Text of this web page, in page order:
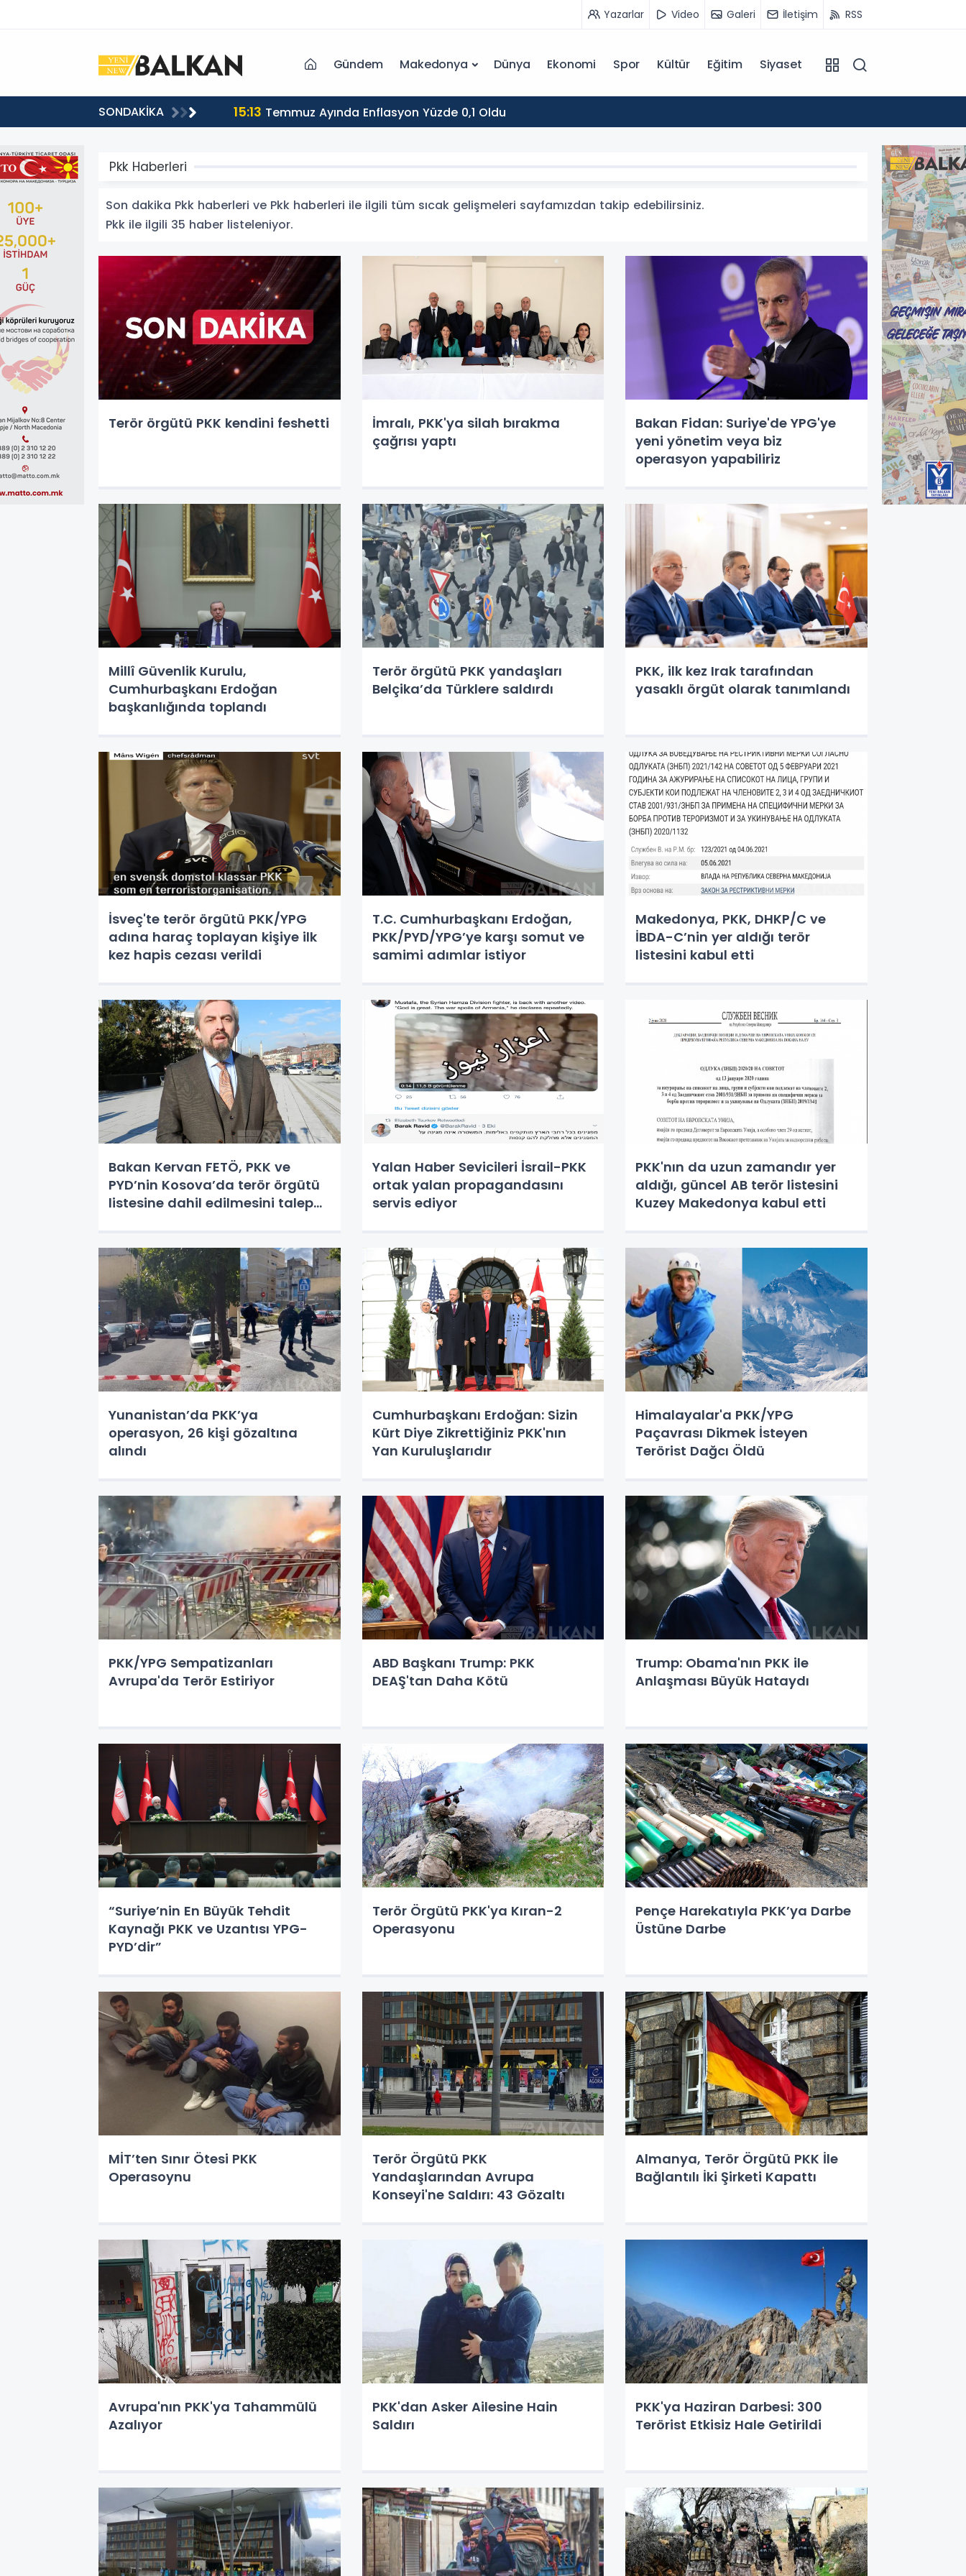
Yazarlar Video Galeri İletişim RSS
Gündem Makedonya Dünya Ekonomi Spor Kültür Eğitim Siyaset
SONDAKİKA 15:13 Temmuz Ayında Enflasyon Yüzde 0,1 Oldu
Pkk Haberleri
Son dakika Pkk haberleri ve Pkk haberleri ile ilgili tüm sıcak gelişmeleri sayfamızdan takip edebilirsiniz.
Pkk ile ilgili 35 haber listeleniyor.
Terör örgütü PKK kendini feshetti
İmralı, PKK'ya silah bırakma
çağrısı yaptı
Bakan Fidan: Suriye'de YPG'ye
yeni yönetim veya biz
operasyon yapabiliriz
Millî Güvenlik Kurulu,
Cumhurbaşkanı Erdoğan
başkanlığında toplandı
Terör örgütü PKK yandaşları
Belçika’da Türklere saldırdı
PKK, ilk kez Irak tarafından
yasaklı örgüt olarak tanımlandı
İsveç'te terör örgütü PKK/YPG
adına haraç toplayan kişiye ilk
kez hapis cezası verildi
T.C. Cumhurbaşkanı Erdoğan,
PKK/PYD/YPG’ye karşı somut ve
samimi adımlar istiyor
Makedonya, PKK, DHKP/C ve
İBDA-C’nin yer aldığı terör
listesini kabul etti
Bakan Kervan FETÖ, PKK ve
PYD’nin Kosova’da terör örgütü
listesine dahil edilmesini talep
Yalan Haber Sevicileri İsrail-PKK
ortak yalan propagandasını
servis ediyor
PKK'nın da uzun zamandır yer
aldığı, güncel AB terör listesini
Kuzey Makedonya kabul etti
Yunanistan’da PKK’ya
operasyon, 26 kişi gözaltına
alındı
Cumhurbaşkanı Erdoğan: Sizin
Kürt Diye Zikrettiğiniz PKK'nın
Yan Kuruluşlarıdır
Himalayalar'a PKK/YPG
Paçavrası Dikmek İsteyen
Terörist Dağcı Öldü
PKK/YPG Sempatizanları
Avrupa'da Terör Estiriyor
ABD Başkanı Trump: PKK
DEAŞ'tan Daha Kötü
Trump: Obama'nın PKK ile
Anlaşması Büyük Hataydı
“Suriye’nin En Büyük Tehdit
Kaynağı PKK ve Uzantısı YPG-
PYD’dir”
Terör Örgütü PKK'ya Kıran-2
Operasyonu
Pençe Harekatıyla PKK’ya Darbe
Üstüne Darbe
MİT’ten Sınır Ötesi PKK
Operasoynu
Terör Örgütü PKK
Yandaşlarından Avrupa
Konseyi'ne Saldırı: 43 Gözaltı
Almanya, Terör Örgütü PKK İle
Bağlantılı İki Şirketi Kapattı
Avrupa'nın PKK'ya Tahammülü
Azalıyor
PKK'dan Asker Ailesine Hain
Saldırı
PKK'ya Haziran Darbesi: 300
Terörist Etkisiz Hale Getirildi